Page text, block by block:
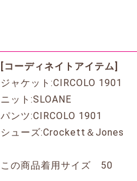
[コーディネイトアイテム]
ジャケット:CIRCOLO 1901
ニット:SLOANE
パンツ:CIRCOLO 1901
シューズ:Crockett＆Jones
この商品着用サイズ 50